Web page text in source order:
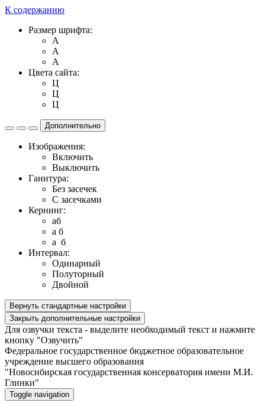
К содержанию
Размер шрифта:
A
A
A
Цвета сайта:
Ц
Ц
Ц
Дополнительно
Изображения:
Включить
Выключить
Ганитура:
Без засечек
С засечками
Кернинг:
aб
a б
a б
Интервал:
Одинарный
Полуторный
Двойной
Вернуть стандартные настройки
Закрыть дополнительные настройки
Для озвучки текста - выделите необходимый текст и нажмите
кнопку "Озвучить"
Федеральное государственное бюджетное образовательное
учреждение высшего образования
"Новосибирская государственная консерватория имени М.И.
Глинки"
Toggle navigation